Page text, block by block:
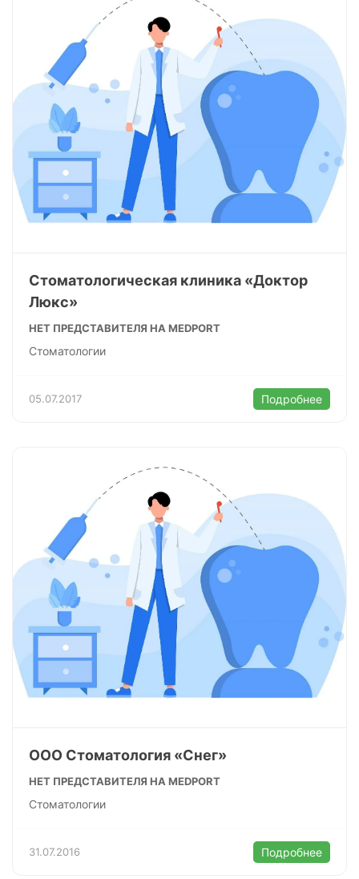
Стоматологическая клиника «Доктор
Люкс»
НЕТ ПРЕДСТАВИТЕЛЯ НА MEDPORT
Стоматологии
05.07.2017 Подробнее
ООО Стоматология «Снег»
НЕТ ПРЕДСТАВИТЕЛЯ НА MEDPORT
Стоматологии
31.07.2016 Подробнее